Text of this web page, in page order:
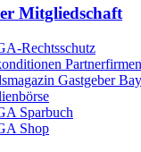
Mitgliedschaft
Rechtsschutz
Partnerfirmen
Gastgeber
Sparbuch
Shop